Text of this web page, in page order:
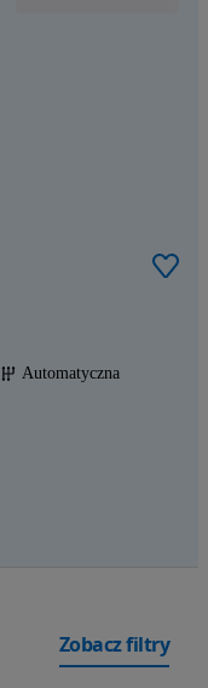
Automatyczna
Zobacz filtry